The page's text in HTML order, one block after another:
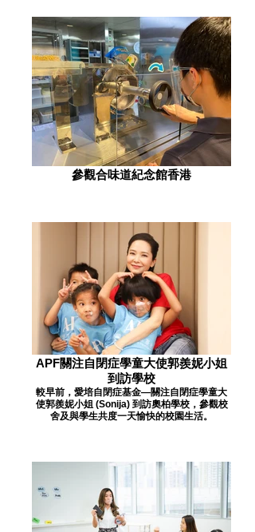
參觀合味道紀念館香港
APF關注自閉症學童大使郭羨妮小姐
到訪學校
較早前，愛培自閉症基金—關注自閉症學童大
使郭羨妮小姐 (Sonija) 到訪奧柏學校，參觀校
舍及與學生共度一天愉快的校園生活。